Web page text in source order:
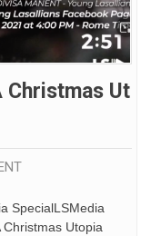
Christmas Ut
SpecialLSMedia
Christmas Utopia